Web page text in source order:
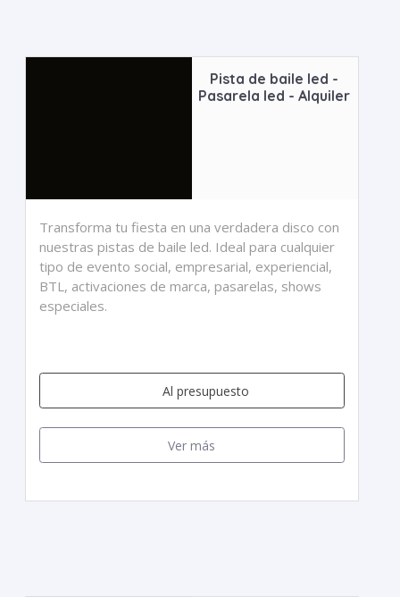
Pista de baile led -
Pasarela led - Alquiler
Transforma tu fiesta en una verdadera disco con
nuestras pistas de baile led. Ideal para cualquier
tipo de evento social, empresarial, experiencial,
BTL, activaciones de marca, pasarelas, shows
especiales.
Al presupuesto
Ver más